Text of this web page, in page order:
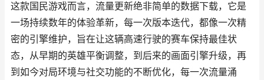
这款国民游戏而言，流量更新绝非简单的数据下载，它是
一场持续数年的体验革新，每一次版本迭代，都像一次精
密的引擎维护，旨在让这辆高速行驶的赛车保持最佳状
态，从早期的英雄平衡调整，到后来的画面引擎升级，再
到如今对局环境与社交功能的不断优化，每一次流量涌